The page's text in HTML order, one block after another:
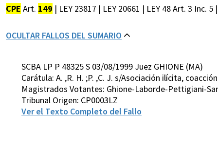
CPE Art. 149 | LEY 23817 | LEY 20661 | LEY 48 Art. 3 Inc. 5 |
OCULTAR FALLOS DEL SUMARIO
SCBA LP P 48325 S 03/08/1999 Juez GHIONE (MA)
Carátula: A. ,R. H. ;P. ,C. J. s/Asociación ilícita,
Magistrados Votantes: Ghione-Laborde-Pettigiani-
Tribunal Origen: CP0003LZ
Ver el Texto Completo del Fallo